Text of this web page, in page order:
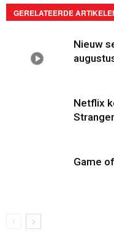
GERELATEERDE
Nieuw
Netflix
Game